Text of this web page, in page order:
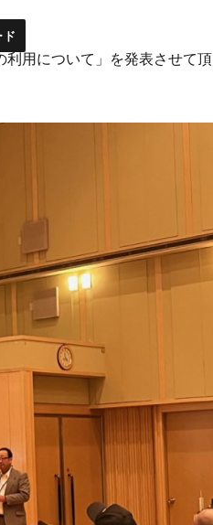
ド
用について」を発表させて頂